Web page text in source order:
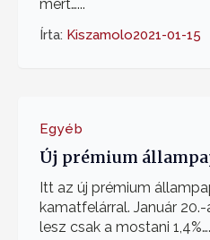
mert…...
Írta: Kiszamolo2021-01-15
Egyéb
Új prémium
Itt az új prémium
kamatfelárral. Január
lesz csak a mostani